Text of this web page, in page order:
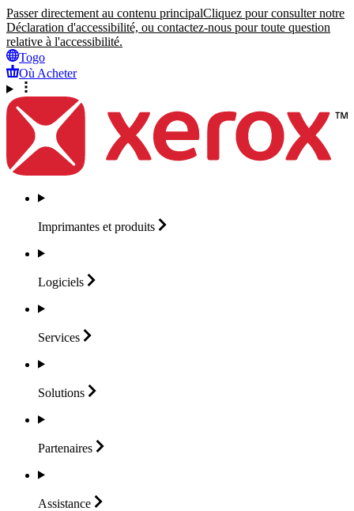
Passer directement au contenu principalCliquez pour consulter notre
Déclaration d'accessibilité, ou contactez-nous pour toute question
relative à l'accessibilité.
Togo
Où Acheter
Imprimantes et produits
Logiciels
Services
Solutions
Partenaires
Assistance